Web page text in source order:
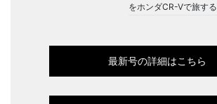
をホンダCR-Vで旅する
最新号の詳細はこちら